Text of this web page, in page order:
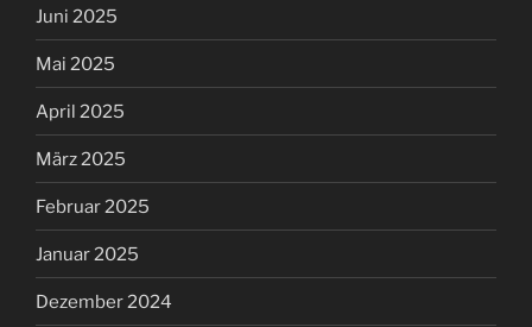
Juni 2025
Mai 2025
April 2025
März 2025
Februar 2025
Januar 2025
Dezember 2024